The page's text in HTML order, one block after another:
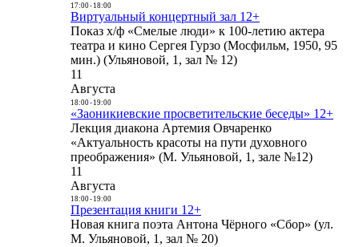
17:00- 18:00
Виртуальный концертный зал 12+
Показ х/ф «Смелые люди» к 100-летию актера
театра и кино Сергея Гурзо (Мосфильм, 1950, 95
мин.) (Ульяновой, 1, зал № 12)
11
Августа
18:00- 19:00
«Заоникиевские просветительские беседы» 12+
Лекция диакона Артемия Овчаренко
«Актуальность красоты на пути духовного
преображения» (М. Ульяновой, 1, зале №12)
11
Августа
18:00- 19:00
Презентация книги 12+
Новая книга поэта Антона Чёрного «Сбор» (ул.
М. Ульяновой, 1, зал № 20)